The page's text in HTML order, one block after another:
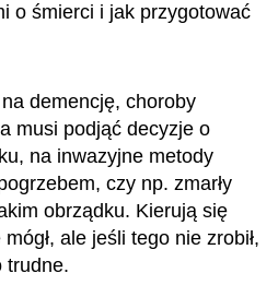
o śmierci i jak przygotować
demencję, choroby
musi podjąć decyzje o
na inwazyjne metody
czy np. zmarły
obrządku. Kierują się
ale jeśli tego nie zrobił,
trudne.